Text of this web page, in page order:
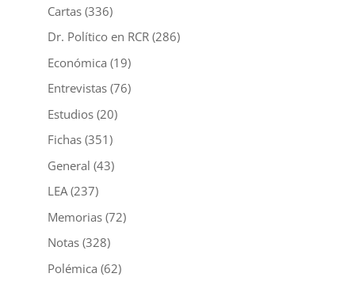
Cartas(336)
Dr. Político en RCR(286)
Económica (19)
Entrevistas(76)
Estudios(20)
Fichas(351)
General (43)
LEA(237)
Memorias(72)
Notas(328)
Polémica (62)